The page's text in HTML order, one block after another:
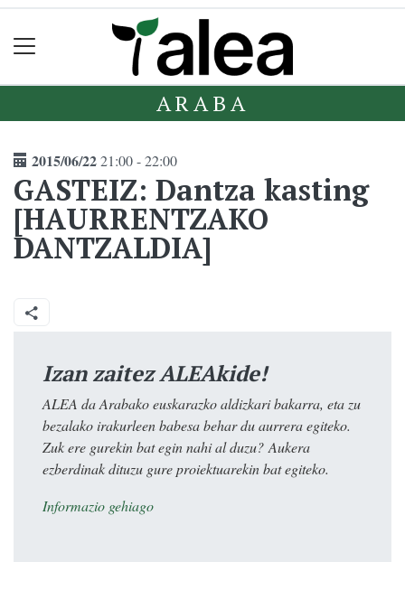
ARABA
2015/06/2221:00 - 22:00
GASTEIZ: Dantza kasting
[HAURRENTZAKO
DANTZALDIA]
Izan zaitez ALEAkide!
ALEA da Arabako euskarazko aldizkari bakarra, eta zu
bezalako irakurleen babesa behar du aurrera egiteko.
Zuk ere gurekin bat egin nahi al duzu? Aukera
ezberdinak dituzu gure proiektuarekin bat egiteko.
Informazio gehiago